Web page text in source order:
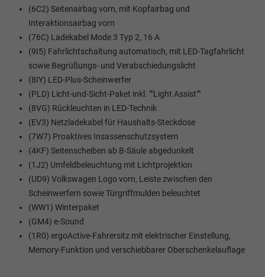
(6C2) Seitenairbag vorn, mit Kopfairbag und
Interaktionsairbag vorn
(76C) Ladekabel Mode 3 Typ 2, 16 A
(9I5) Fahrlichtschaltung automatisch, mit LED-Tagfahrlicht
sowie Begrüßungs- und Verabschiedungslicht
(8IY) LED-Plus-Scheinwerfer
(PLD) Licht-und-Sicht-Paket inkl. ""Light Assist""
(8VG) Rückleuchten in LED-Technik
(EV3) Netzladekabel für Haushalts-Steckdose
(7W7) Proaktives Insassenschutzsystem
(4KF) Seitenscheiben ab B-Säule abgedunkelt
(1J2) Umfeldbeleuchtung mit Lichtprojektion
(UD9) Volkswagen Logo vorn, Leiste zwischen den
Scheinwerfern sowie Türgriffmulden beleuchtet
(WW1) Winterpaket
(GM4) e-Sound
(1R0) ergoActive-Fahrersitz mit elektrischer Einstellung,
Memory-Funktion und verschiebbarer Oberschenkelauflage